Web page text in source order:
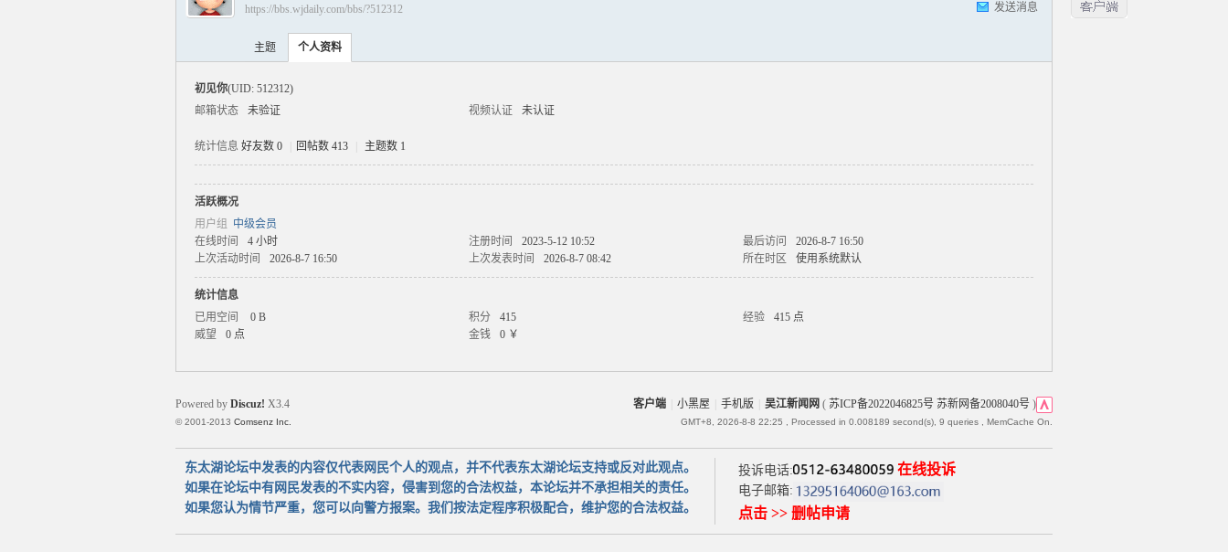
›
发送消息
https://bbs.wjdaily.com/bbs/?512312
主题 个人资料
初见你(UID: 512312)
邮箱状态
未验证 视频认证 未认证
统计信息 好友数 0 回帖数 413 主题数 1
活跃概况
用户组 中级会员
在线时间
4 小时 注册时间 2023-5-12 10:52 最后访问
2026-8-7 16:50
上次活动时间
2026-8-7 16:50 上次发表时间 2026-8-7 08:42 所在时区 使用系统默认
统计信息
已用空间
0 B 积分 415 经验
415 点
威望
0 点 金钱 0 ￥
客户端 小黑屋 手机版 吴江新闻网 ( 苏ICP备2022046825号 苏新网备2008040号 )
GMT+8, 2026-8-8 22:25 , Processed in 0.008189 second(s), 9 queries , MemCache On.
Powered by Discuz! X3.4
© 2001-2013 Comsenz Inc.
东太湖论坛中发表的内容仅代表网民个人的观点，并不代表东太湖论坛支持或反对此观点。
如果在论坛中有网民发表的不实内容，侵害到您的合法权益，本论坛并不承担相关的责任。
如果您认为情节严重，您可以向警方报案。我们按法定程序积极配合，维护您的合法权益。
投诉电话: 在线投诉
电子邮箱:
点击 >> 删帖申请